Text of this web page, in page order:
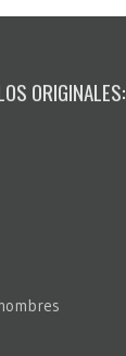
ORIGINALES: